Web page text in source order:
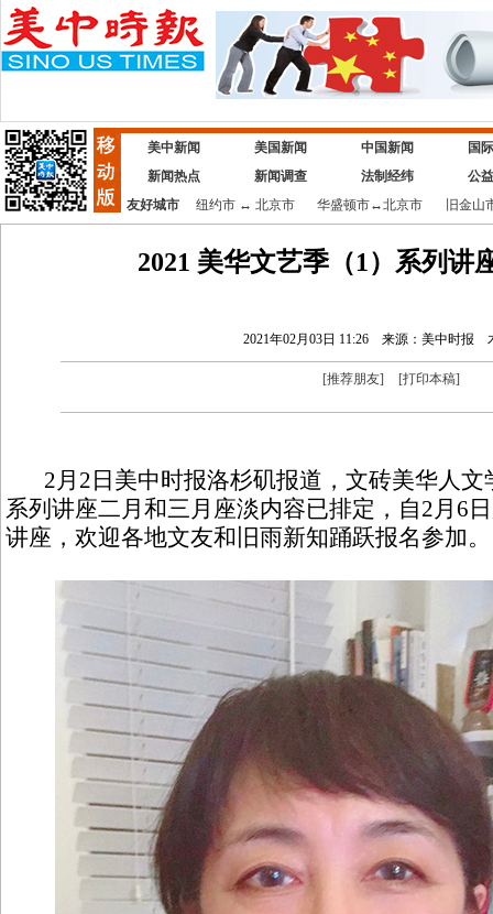
美中新闻 美国新闻 中国新闻
国
新闻热点
新闻调查 法制经纬
公
友好城市
纽约市↔ 北京市 华盛顿市↔北京市 旧金山
2021 美华文艺季（1）系列讲
2021年02月03日 11:26 来源：美中时报
[推荐朋友] [打印本稿]
2月2日美中时报洛杉矶报道，文砖美华人文
系列讲座二月和三月座淡内容已排定，自2月6
讲座，欢迎各地文友和旧雨新知踊跃报名参加。